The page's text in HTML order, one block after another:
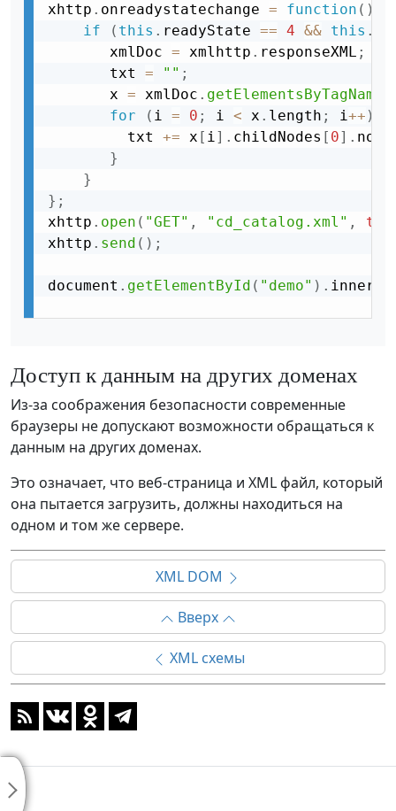
xhttp . onreadystatechange = function ( )
if
( this . readyState == 4 && this .
       xmlDoc
= xmlhttp . responseXML ;
       txt
= "" ;
       x
= xmlDoc . getElementsByTagName
for
( i = 0 ; i < x . length ; i++ )
         txt
+= x [ i] . childNodes [ 0] .
}
}
} ;
xhttp . open ( "GET" , "cd_catalog.xml" ,
xhttp . send ( ) ;
document . getElementById ( "demo" ) .
Доступ к данным на других доменах
Из-за соображения безопасности современные
браузеры не допускают возможности обращаться к
данным на других доменах.
Это означает, что веб-страница и XML файл, который
она пытается загрузить, должны находиться на
одном и том же сервере.
XML DOM
Вверх
XML схемы